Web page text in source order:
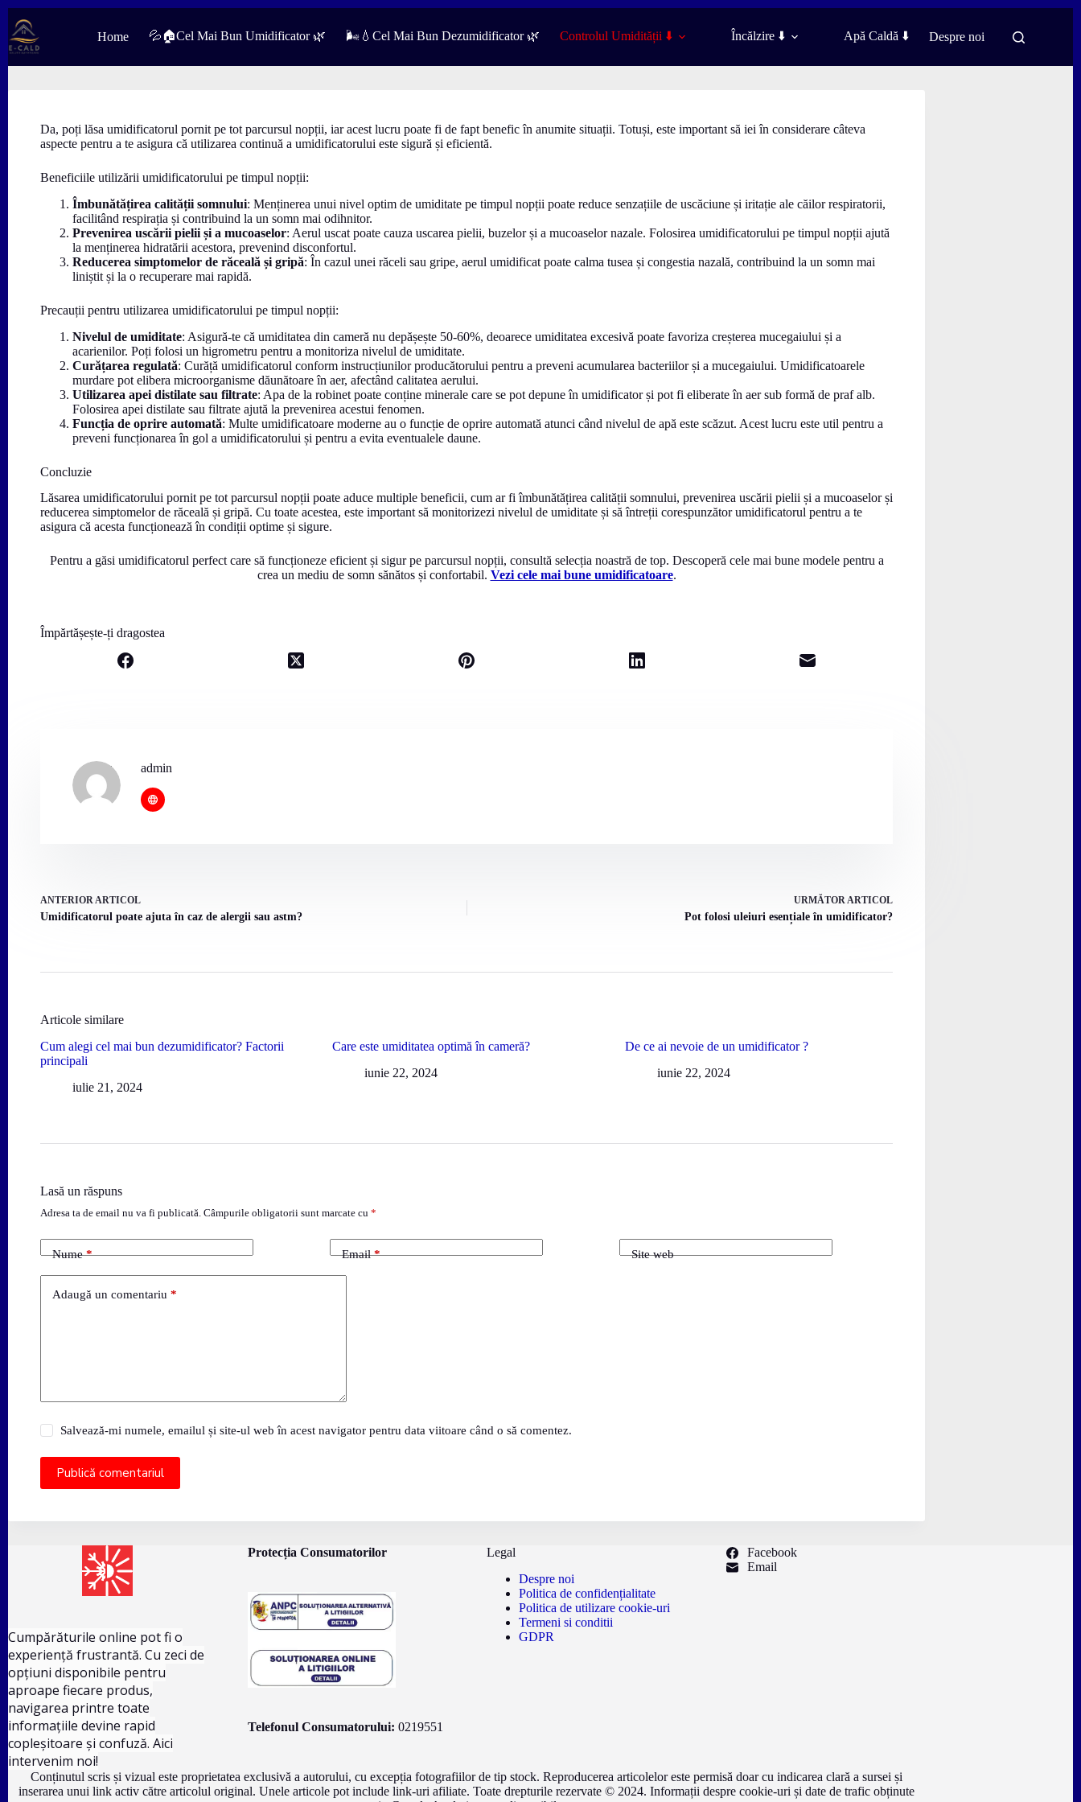
la
conținut
Home 💦🏠Cel Mai Bun Umidificator 🌿 🌬️💧Cel Mai Bun Dezumidificator 🌿 Controlul Umidității ⬇️ Încălzire ⬇️ Apă Caldă ⬇️ Despre noi
Da, poți lăsa umidificatorul pornit pe tot parcursul nopții, iar acest lucru poate fi de fapt benefic în anumite situații. Totuși, este important să iei în considerare câteva
aspecte pentru a te asigura că utilizarea continuă a umidificatorului este sigură și eficientă.
Beneficiile utilizării umidificatorului pe timpul nopții:
Îmbunătățirea calității somnului: Menținerea unui nivel optim de umiditate pe timpul nopții poate reduce senzațiile de uscăciune și iritație ale căilor respiratorii,
facilitând respirația și contribuind la un somn mai odihnitor.
Prevenirea uscării pielii și a mucoaselor: Aerul uscat poate cauza uscarea pielii, buzelor și a mucoaselor nazale. Folosirea umidificatorului pe timpul nopții ajută
la menținerea hidratării acestora, prevenind disconfortul.
Reducerea simptomelor de răceală și gripă: În cazul unei răceli sau gripe, aerul umidificat poate calma tusea și congestia nazală, contribuind la un somn mai
liniștit și la o recuperare mai rapidă.
Precauții pentru utilizarea umidificatorului pe timpul nopții:
Nivelul de umiditate: Asigură-te că umiditatea din cameră nu depășește 50-60%, deoarece umiditatea excesivă poate favoriza creșterea mucegaiului și a
acarienilor. Poți folosi un higrometru pentru a monitoriza nivelul de umiditate.
Curățarea regulată: Curăță umidificatorul conform instrucțiunilor producătorului pentru a preveni acumularea bacteriilor și a mucegaiului. Umidificatoarele
murdare pot elibera microorganisme dăunătoare în aer, afectând calitatea aerului.
Utilizarea apei distilate sau filtrate: Apa de la robinet poate conține minerale care se pot depune în umidificator și pot fi eliberate în aer sub formă de praf alb.
Folosirea apei distilate sau filtrate ajută la prevenirea acestui fenomen.
Funcția de oprire automată: Multe umidificatoare moderne au o funcție de oprire automată atunci când nivelul de apă este scăzut. Acest lucru este util pentru a
preveni funcționarea în gol a umidificatorului și pentru a evita eventualele daune.
Concluzie
Lăsarea umidificatorului pornit pe tot parcursul nopții poate aduce multiple beneficii, cum ar fi îmbunătățirea calității somnului, prevenirea uscării pielii și a mucoaselor și
reducerea simptomelor de răceală și gripă. Cu toate acestea, este important să monitorizezi nivelul de umiditate și să întreții corespunzător umidificatorul pentru a te
asigura că acesta funcționează în condiții optime și sigure.
Pentru a găsi umidificatorul perfect care să funcționeze eficient și sigur pe parcursul nopții, consultă selecția noastră de top. Descoperă cele mai bune modele pentru a
crea un mediu de somn sănătos și confortabil. Vezi cele mai bune umidificatoare.
Împărtășește-ți dragostea
admin
ANTERIORARTICOL
Umidificatorul poate ajuta în caz de alergii sau astm?
URMĂTORARTICOL
Pot folosi uleiuri esențiale în umidificator?
Articole similare
Cum alegi cel mai bun dezumidificator? Factorii
principali
iulie 21, 2024
Care este umiditatea optimă în cameră?
iunie 22, 2024
De ce ai nevoie de un umidificator ?
iunie 22, 2024
Lasă un răspuns
Adresa ta de email nu va fi publicată. Câmpurile obligatorii sunt marcate cu *
Nume* Email* Site web
Adaugă un comentariu *
Salvează-mi numele, emailul și site-ul web în acest navigator pentru data viitoare când o să comentez.
Publică comentariul
Cumpărăturile online pot fi o
experiență frustrantă. Cu zeci de
opțiuni disponibile pentru
aproape fiecare produs,
navigarea printre toate
informațiile devine rapid
copleșitoare și confuză. Aici
intervenim noi!
Protecția Consumatorilor
Telefonul Consumatorului: 0219551
Legal
Despre noi
Politica de confidențialitate
Politica de utilizare cookie-uri
Termeni si conditii
GDPR
Facebook
Email
Conținutul scris și vizual este proprietatea exclusivă a autorului, cu excepția fotografiilor de tip stock. Reproducerea articolelor este permisă doar cu indicarea clară a sursei și
inserarea unui link activ către articolul original. Unele articole pot include link-uri afiliate. Toate drepturile rezervate © 2024. Informații despre cookie-uri și date de trafic obținute